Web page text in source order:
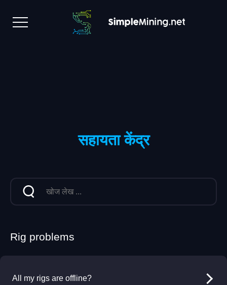
सहायता केंद्र
Rig problems
All my rigs are offline?